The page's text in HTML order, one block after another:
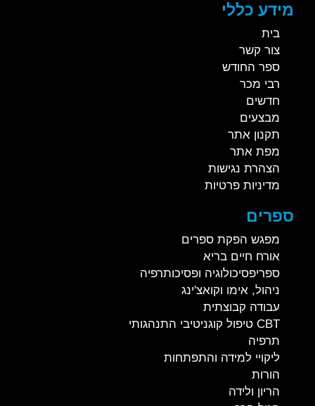
מידע כללי
בית
צור קשר
ספר החודש
רבי מכר
חדשים
מבצעים
תקנון אתר
מפת אתר
הצהרת נגישות
מדיניות פרטיות
ספרים
מפגש הפקת ספרים
אורח חיים בריא
ספריפסיכולוגיה ופסיכותרפיה
ניהול, אימו וקואצ'ינג
עבודה קבוצתית
CBT טיפול קוגניטיבי התנהגותי
תרפיה
ליקויי למידה והתפתחות
הורות
הריון ולידה